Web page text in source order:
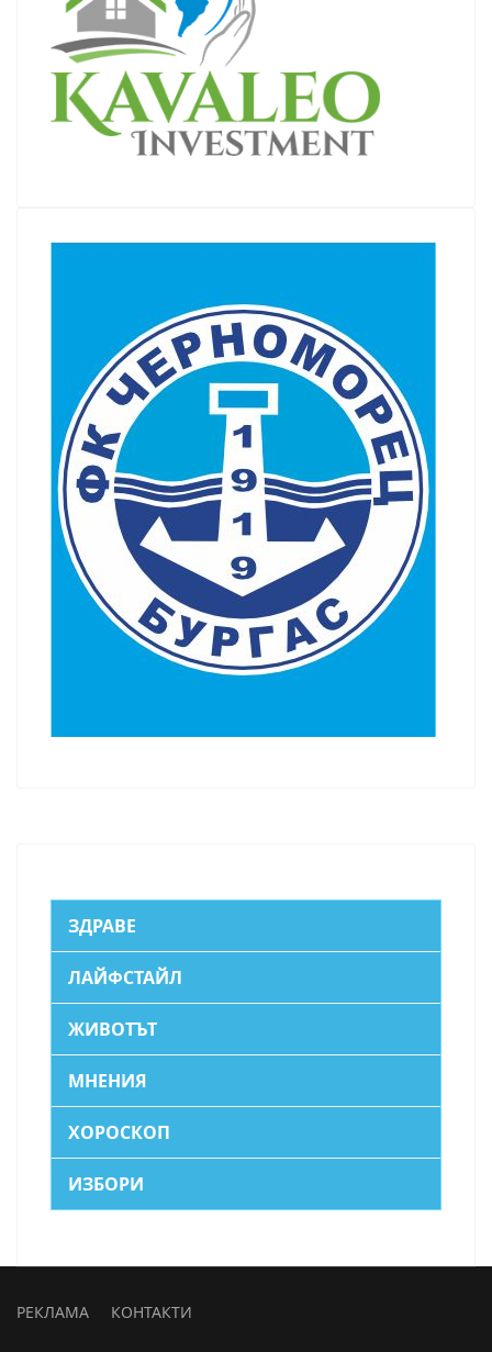
ЗДРАВЕ
ЛАЙФСТАЙЛ
ЖИВОТЪТ
МНЕНИЯ
ХОРОСКОП
ИЗБОРИ
РЕКЛАМА КОНТАКТИ